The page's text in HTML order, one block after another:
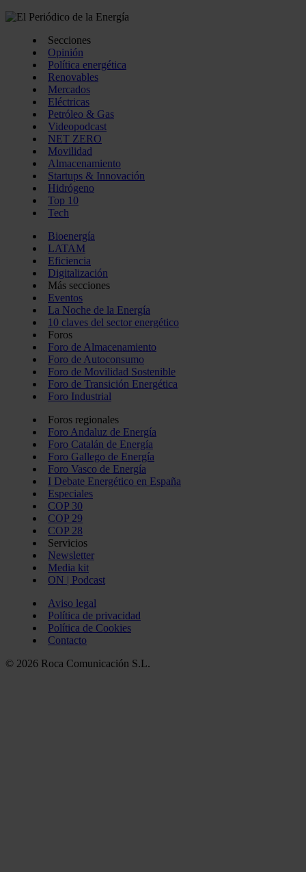
Secciones
Opinión
Política energética
Renovables
Mercados
Eléctricas
Petróleo & Gas
Videopodcast
NET ZERO
Movilidad
Almacenamiento
Startups & Innovación
Hidrógeno
Top 10
Tech
Bioenergía
LATAM
Eficiencia
Digitalización
Más secciones
Eventos
La Noche de la Energía
10 claves del sector energético
Foros
Foro de Almacenamiento
Foro de Autoconsumo
Foro de Movilidad Sostenible
Foro de Transición Energética
Foro Industrial
Foros regionales
Foro Andaluz de Energía
Foro Catalán de Energía
Foro Gallego de Energía
Foro Vasco de Energía
I Debate Energético en España
Especiales
COP 30
COP 29
COP 28
Servicios
Newsletter
Media kit
ON | Podcast
Aviso legal
Política de privacidad
Política de Cookies
Contacto
© 2026 Roca Comunicación S.L.